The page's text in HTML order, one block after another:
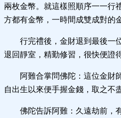
兩枚金幣。就這樣照順序一一行
方都有金幣，一時間成雙成對的
行完禮後，金財退到最後一
退回靜室，精勤修習，很快便證
阿難合掌問佛陀：這位金財
自出生以來便手握金錢，取之不
佛陀告訴阿難：久遠劫前，